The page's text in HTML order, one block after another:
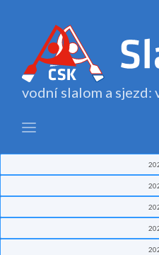
vodní slalom a sjezd: